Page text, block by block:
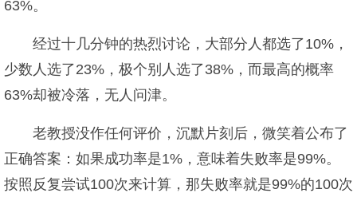
63%。
经过十几分钟的热烈讨论，大部分人都选了10%，
少数人选了23%，极个别人选了38%，而最高的概率
63%却被冷落，无人问津。
老教授没作任何评价，沉默片刻后，微笑着公布了
正确答案：如果成功率是1%，意味着失败率是99%。
按照反复尝试100次来计算，那失败率就是99%的100次